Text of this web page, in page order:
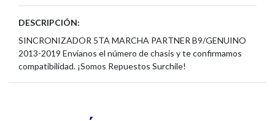
DESCRIPCIÓN:
SINCRONIZADOR 5TA MARCHA PARTNER B9/GENUINO
2013-2019 Envíanos el número de chasis y te confirmamos
compatibilidad. ¡Somos Repuestos Surchile!